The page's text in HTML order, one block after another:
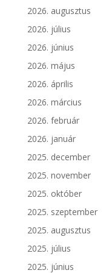
2026. augusztus
2026. július
2026. június
2026. május
2026. április
2026. március
2026. február
2026. január
2025. december
2025. november
2025. október
2025. szeptember
2025. augusztus
2025. július
2025. június